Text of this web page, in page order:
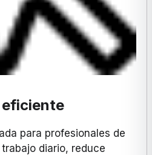
para profesionales de
diario, reduce